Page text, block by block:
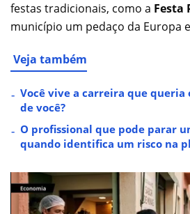
festas tradicionais, como a Festa
município um pedaço da Europa
Veja também
Você vive a carreira que queria
de você?
O profissional que pode parar
quando identifica um risco na